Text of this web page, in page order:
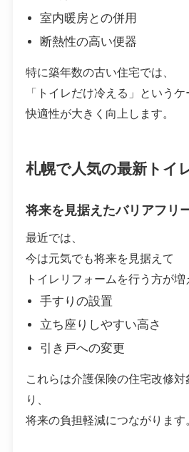
室内暖房との併用
断熱性の高い便器
特に築年数の古い住宅では、
「トイレだけ冷える」というケ
快適性が大きく向上します。
札幌で人気の最新トイ
将来を見据えたバリアフリ
最近では、
今は元気でも将来を見据えて
トイレリフォームを行う方が増
手すりの設置
立ち座りしやすい高さ
引き戸への変更
これらは介護保険の住宅改修
り、
将来の負担軽減につながります